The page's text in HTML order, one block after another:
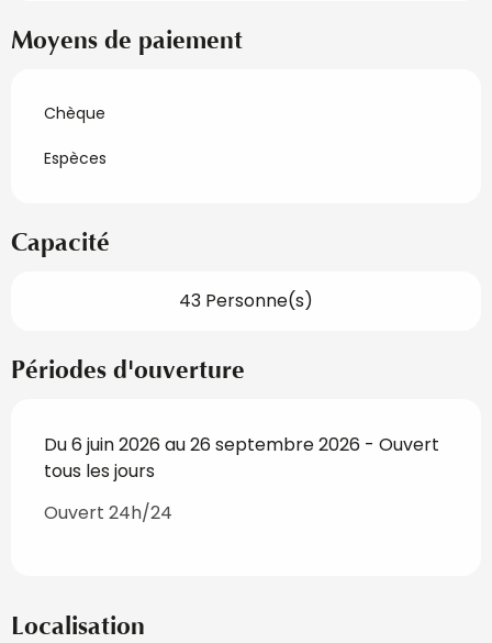
Moyens de paiement
Chèque
Espèces
Capacité
43 Personne(s)
Périodes d'ouverture
Du 6 juin 2026 au 26 septembre 2026 - Ouvert
tous les jours
Ouvert 24h/24
Localisation